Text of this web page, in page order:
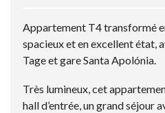
Appartement T4 transformé
spacieux et en excellent état,
Tage et gare Santa Apolónia.
Très lumineux, cet
hall d’entrée, un grand séjour